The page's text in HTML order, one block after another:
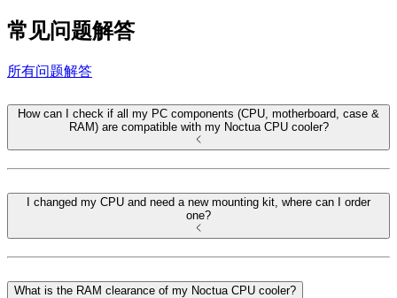
常见问题解答
所有问题解答
How can I check if all my PC components (CPU, motherboard, case &
RAM) are compatible with my Noctua CPU cooler?
I changed my CPU and need a new mounting kit, where can I order
one?
What is the RAM clearance of my Noctua CPU cooler?